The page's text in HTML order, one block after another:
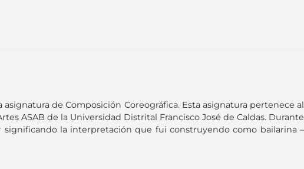
de Composición Coreográfica. Esta asignatura pertenece al
ASAB de la Universidad Distrital Francisco José de Caldas. Durante
significando la interpretación que fui construyendo como bailarina –